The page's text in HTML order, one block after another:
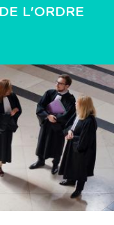
L'ORDRE